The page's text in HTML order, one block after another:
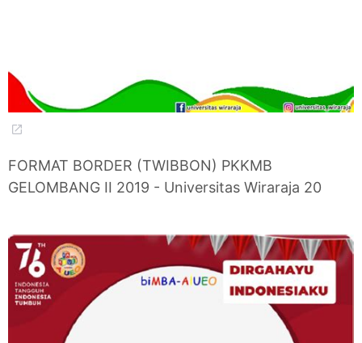
FORMAT BORDER (TWIBBON) PKKMB
GELOMBANG II 2019 - Universitas Wiraraja 20